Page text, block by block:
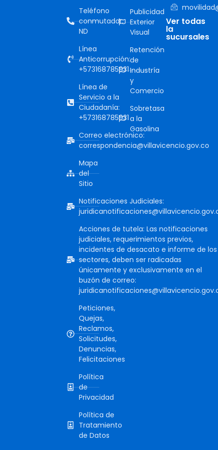
Teléfono
conmutador:
ND
Línea
Anticorrupción:
+573168785931
Línea de
Servicio a la
Ciudadanía:
+573168785931
Correo electrónico:
correspondencia@villavicencio.gov.co
Mapa
del
Sitio
Notificaciones Judiciales:
Acciones de tutela: Las notificaciones
judiciales, requerimientos previos,
incidentes de desacato e informe de los
sectores, deben ser radicadas
únicamente y exclusivamente en el
buzón de correo:
Peticiones,
Quejas,
Reclamos,
Solicitudes,
Denuncias,
Felicitaciones
Política
de
Privacidad
Política de
Tratamiento
de Datos
Publicidad
Exterior
Visual
Retención
de
Industría
y
Comercio
Sobretasa
a la
Gasolina
Ver todas
la
sucursales